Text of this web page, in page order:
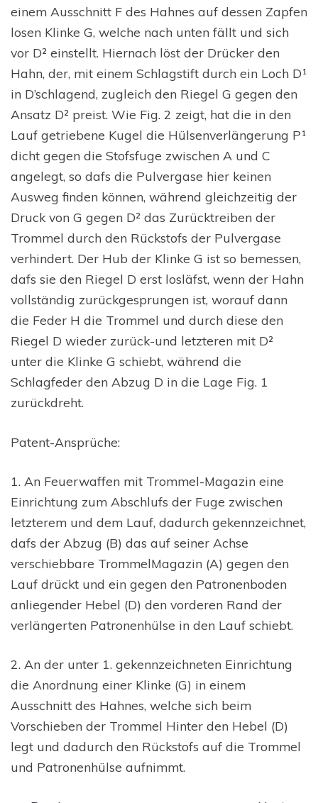
einem Ausschnitt F des Hahnes auf dessen Zapfen
losen Klinke G, welche nach unten fällt und sich
vor D² einstellt. Hiernach löst der Drücker den
Hahn, der, mit einem Schlagstift durch ein Loch D¹
in D’schlagend, zugleich den Riegel G gegen den
Ansatz D² preist. Wie Fig. 2 zeigt, hat die in den
Lauf getriebene Kugel die Hülsenverlängerung P¹
dicht gegen die Stofsfuge zwischen A und C
angelegt, so dafs die Pulvergase hier keinen
Ausweg finden können, während gleichzeitig der
Druck von G gegen D² das Zurücktreiben der
Trommel durch den Rückstofs der Pulvergase
verhindert. Der Hub der Klinke G ist so bemessen,
dafs sie den Riegel D erst losläfst, wenn der Hahn
vollständig zurückgesprungen ist, worauf dann
die Feder H die Trommel und durch diese den
Riegel D wieder zurück-und letzteren mit D²
unter die Klinke G schiebt, während die
Schlagfeder den Abzug D in die Lage Fig. 1
zurückdreht.
Patent-Ansprüche:
1. An Feuerwaffen mit Trommel-Magazin eine
Einrichtung zum Abschlufs der Fuge zwischen
letzterem und dem Lauf, dadurch gekennzeichnet,
dafs der Abzug (B) das auf seiner Achse
verschiebbare TrommelMagazin (A) gegen den
Lauf drückt und ein gegen den Patronenboden
anliegender Hebel (D) den vorderen Rand der
verlängerten Patronenhülse in den Lauf schiebt.
2. An der unter 1. gekennzeichneten Einrichtung
die Anordnung einer Klinke (G) in einem
Ausschnitt des Hahnes, welche sich beim
Vorschieben der Trommel Hinter den Hebel (D)
legt und dadurch den Rückstofs auf die Trommel
und Patronenhülse aufnimmt.